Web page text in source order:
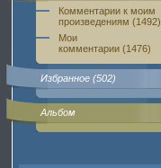
Комментарии к моим
произведениям (1492)
Мои
комментарии (1476)
Избранное (502)
Альбом